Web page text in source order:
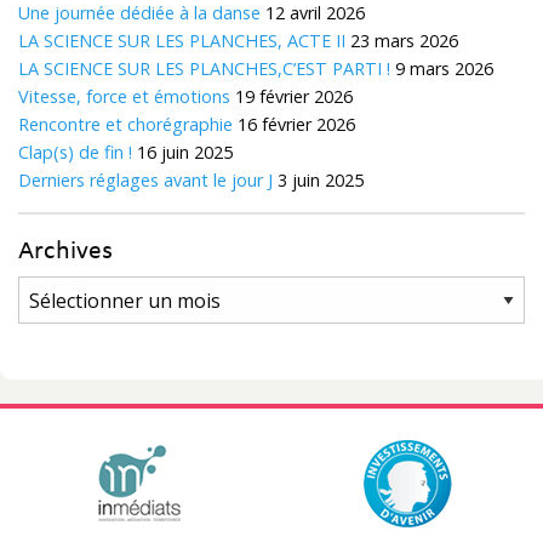
Une journée dédiée à la danse 12 avril 2026
LA SCIENCE SUR LES PLANCHES, ACTE II 23 mars 2026
LA SCIENCE SUR LES PLANCHES,C’EST PARTI ! 9 mars 2026
Vitesse, force et émotions 19 février 2026
Rencontre et chorégraphie 16 février 2026
Clap(s) de fin ! 16 juin 2025
Derniers réglages avant le jour J 3 juin 2025
Archives
Archives